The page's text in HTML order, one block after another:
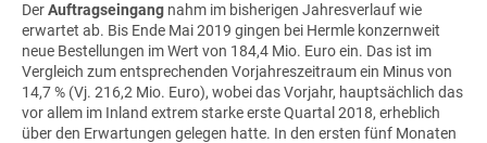
DerAuftragseingang nahm im bisherigen Jahresverlauf wie
erwartet ab. Bis Ende Mai 2019 gingen bei Hermle konzernweit
neue Bestellungen im Wert von 184,4 Mio. Euro ein. Das ist im
Vergleich zum entsprechenden Vorjahreszeitraum ein Minus von
14,7 % (Vj. 216,2 Mio. Euro), wobei das Vorjahr, hauptsächlich das
vor allem im Inland extrem starke erste Quartal 2018, erheblich
über den Erwartungen gelegen hatte. In den ersten fünf Monaten